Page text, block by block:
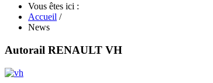
Vous êtes ici :
Accueil /
News
Autorail RENAULT VH